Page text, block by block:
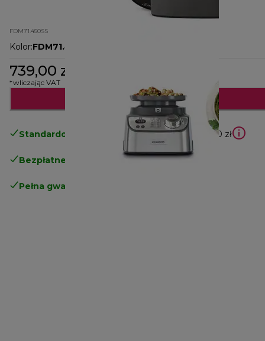
FDM71.450SS
Kolor:FDM71.450SS
739,00 zł
*wliczając VAT
Dodaj do koszyka
Standardowa bezpłatna dostawa powyżej 210 zł
Bezpłatne zwroty
Pełna gwarancja producenta